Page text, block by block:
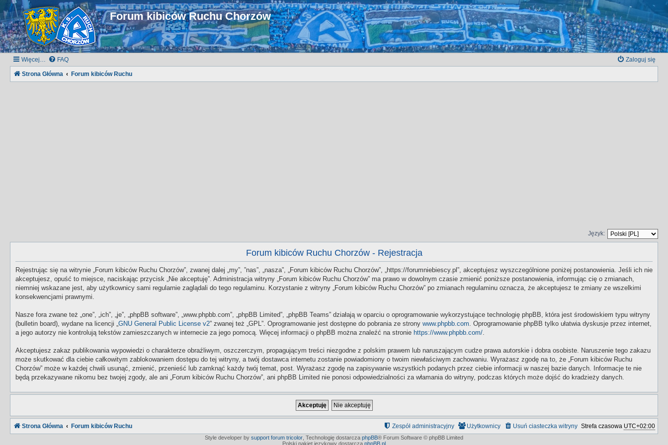
Forum kibiców Ruchu Chorzów
Więcej… FAQ Zaloguj się
Strona Główna Forum kibiców Ruchu
Język:
Forum kibiców Ruchu Chorzów - Rejestracja
Rejestrując się na witrynie „Forum kibiców Ruchu Chorzów”, zwanej dalej „my”, ”nas”, „nasza”, „Forum kibiców Ruchu Chorzów”, „https://forumniebiescy.pl”, akceptujesz wyszczególnione poniżej postanowienia. Jeśli ich nie
akceptujesz, opuść to miejsce, naciskając przycisk „Nie akceptuję”. Administracja witryny „Forum kibiców Ruchu Chorzów” ma prawo w dowolnym czasie zmienić poniższe postanowienia, informując cię o zmianach,
niemniej wskazane jest, aby użytkownicy sami regularnie zaglądali do tego regulaminu. Korzystanie z witryny „Forum kibiców Ruchu Chorzów” po zmianach regulaminu oznacza, że akceptujesz te zmiany ze wszelkimi
konsekwencjami prawnymi.
Nasze fora zwane też „one”, „ich”, „je”, „phpBB software”, „www.phpbb.com”, „phpBB Limited”, „phpBB Teams” działają w oparciu o oprogramowanie wykorzystujące technologię phpBB, która jest środowiskiem typu witryny
(bulletin board), wydane na licencji „GNU General Public License v2” zwanej też „GPL”. Oprogramowanie jest dostępne do pobrania ze strony www.phpbb.com. Oprogramowanie phpBB tylko ułatwia dyskusje przez internet,
a jego autorzy nie kontrolują tekstów zamieszczanych w internecie za jego pomocą. Więcej informacji o phpBB można znaleźć na stronie https://www.phpbb.com/.
Akceptujesz zakaz publikowania wypowiedzi o charakterze obraźliwym, oszczerczym, propagującym treści niezgodne z polskim prawem lub naruszającym cudze prawa autorskie i dobra osobiste. Naruszenie tego zakazu
może skutkować dla ciebie całkowitym zablokowaniem dostępu do tej witryny, a twój dostawca internetu zostanie powiadomiony o twoim niewłaściwym zachowaniu. Wyrażasz zgodę na to, że „Forum kibiców Ruchu
Chorzów” może w każdej chwili usunąć, zmienić, przenieść lub zamknąć każdy twój temat, post. Wyrażasz zgodę na zapisywanie wszystkich podanych przez ciebie informacji w naszej bazie danych. Informacje te nie
będą przekazywane nikomu bez twojej zgody, ale ani „Forum kibiców Ruchu Chorzów”, ani phpBB Limited nie ponosi odpowiedzialności za włamania do witryny, podczas których może dojść do kradzieży danych.
Strona Główna Forum kibiców Ruchu Strefa czasowa UTC+02:00
Usuń ciasteczka witryny
Użytkownicy
Zespół administracyjny
Style developer by support forum tricolor Technologię dostarcza phpBB® Forum Software © phpBB Limited
Polski pakiet językowy dostarcza phpBB.pl